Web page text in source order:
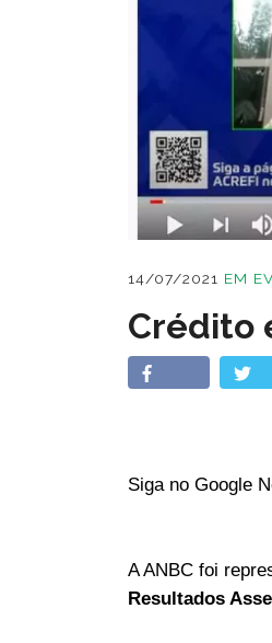
14/07/2021 EM
Crédito
Siga no Google
A ANBC foi
Resultados